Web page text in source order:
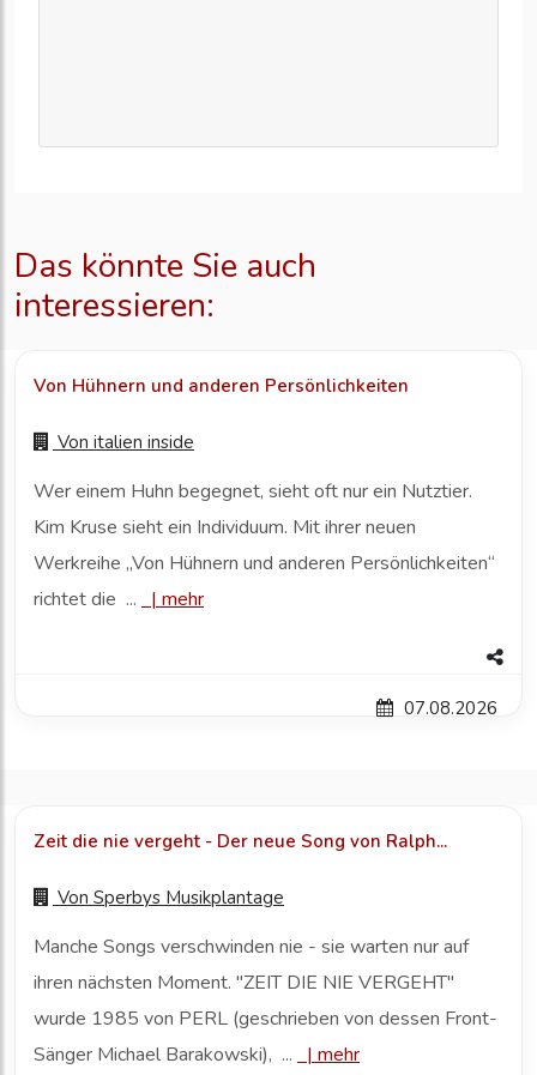
Das könnte Sie auch
interessieren:
Von Hühnern und anderen Persönlichkeiten
Von italien inside
Wer einem Huhn begegnet, sieht oft nur ein Nutztier.
Kim Kruse sieht ein Individuum. Mit ihrer neuen
Werkreihe „Von Hühnern und anderen Persönlichkeiten“
richtet die ...
| mehr
07.08.2026
Zeit die nie vergeht - Der neue Song von Ralph...
Von Sperbys Musikplantage
Manche Songs verschwinden nie - sie warten nur auf
ihren nächsten Moment. "ZEIT DIE NIE VERGEHT"
wurde 1985 von PERL (geschrieben von dessen Front-
Sänger Michael Barakowski), ...
| mehr